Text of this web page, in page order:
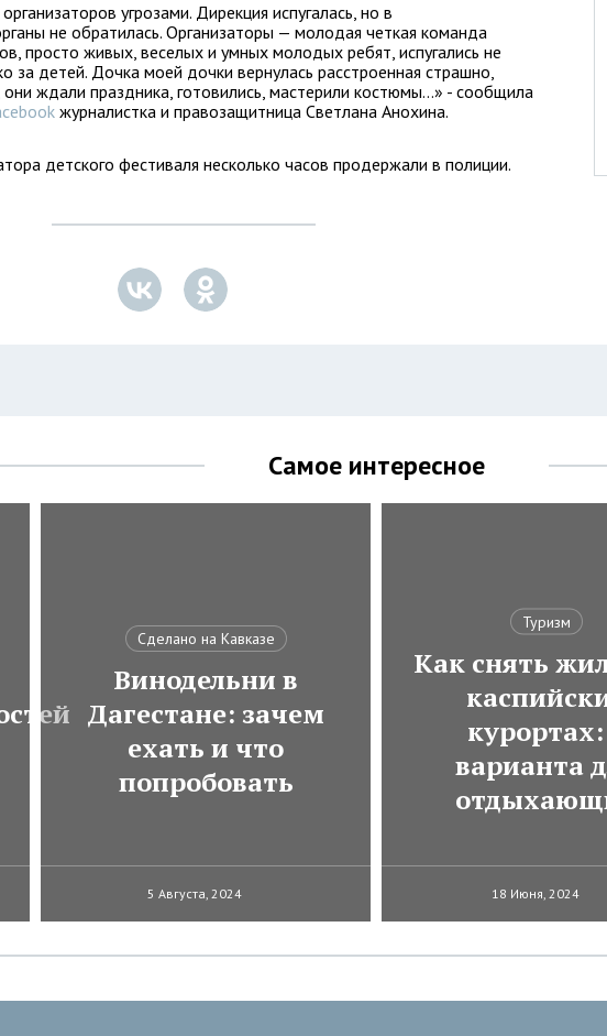
угрозами. Дирекция испугалась, но в
не обратилась. Организаторы — молодая четкая команда
просто живых, веселых и умных молодых ребят, испугались не
за детей. Дочка моей дочки вернулась расстроенная страшно,
они ждали праздника, готовились, мастерили костюмы…» - сообщила
журналистка и правозащитница Светлана Анохина.
детского фестиваля несколько часов продержали в полиции.
Самое интересное
Сделано на Кавказе
Винодельни в
Дагестане: зачем
ехать и что
попробовать
5 Августа, 2024
Туризм
Как снять
варианта
18 Июня, 2024